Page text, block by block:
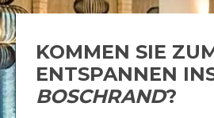
KOMMEN SIE
ENTSPANNEN
BOSCHRAND?